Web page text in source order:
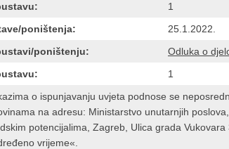
1
poništenja:
25.1.2022.
poništenju:
Odluka o
1
o ispunjavanju uvjeta podnose se
na adresu: Ministarstvo unutarnjih
potencijalima, Zagreb, Ulica grada
vrijeme«.